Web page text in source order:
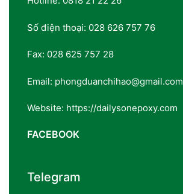
Số điện thoại: 028 626 757 76
Fax: 028 625 757 28
Email: phongduanchihao@gmail.com
Website: https://dailysonepoxy.com
FACEBOOK
Telegram